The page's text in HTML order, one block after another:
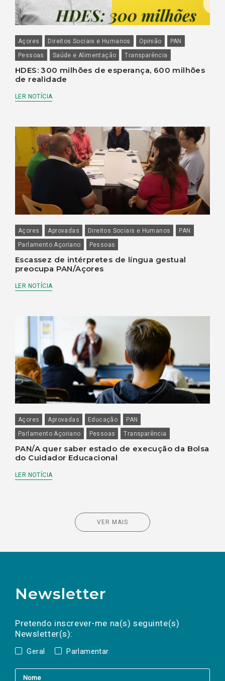
Açores Direitos Sociais e Humanos Opinião
PAN
Pessoas
Saúde e Alimentação Transparência
HDES: 300 milhões de esperança, 600 milhões
de realidade
LER NOTÍCIA
Açores Aprovadas Direitos Sociais e Humanos
PAN
Parlamento Açoriano
Pessoas
Escassez de intérpretes de língua gestual
preocupa PAN/Açores
LER NOTÍCIA
Açores Aprovadas Educação
PAN
Parlamento Açoriano
Pessoas Transparência
PAN/A quer saber estado de execução da Bolsa
do Cuidador Educacional
LER NOTÍCIA
VER MAIS
Newsletter
Pretendo inscrever-me na(s) seguinte(s)
Newsletter(s):
Geral Parlamentar
a(s) newsletter(s).
mail